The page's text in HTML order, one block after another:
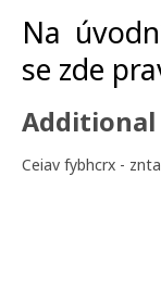
Na
se zde
Ceiav fybhcrx -